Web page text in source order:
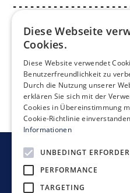
Vorheriger Artikel
Newsletter bestellen
Diese Webseite
Cookies.
Diese Website verwendet
Benutzerfreundlichkeit zu
Durch die Nutzung unserer
erklären Sie sich mit der
Cookies in Übereinstimmung
Cookie-Richtlinie
Informationen
UNBEDINGT
PERFORMANCE
TARGETING